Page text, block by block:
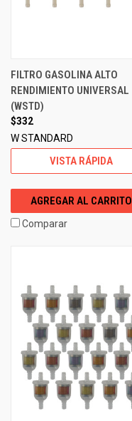
FILTRO GASOLINA ALTO
RENDIMIENTO UNIVERSAL
(WSTD)
$332
W STANDARD
VISTA RÁPIDA
AGREGAR AL CARRITO
Comparar